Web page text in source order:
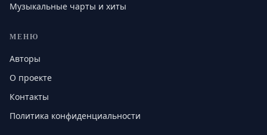
Музыкальные чарты и хиты
МЕНЮ
Авторы
О проекте
Контакты
Политика конфиденциальности